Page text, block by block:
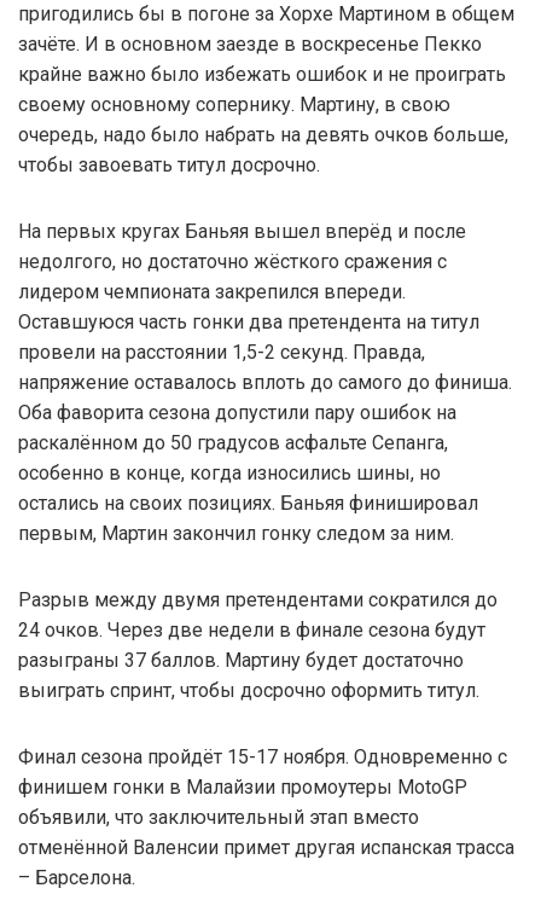
пригодились бы в погоне за Хорхе Мартином в общем
зачёте. И в основном заезде в воскресенье Пекко
крайне важно было избежать ошибок и не проиграть
своему основному сопернику. Мартину, в свою
очередь, надо было набрать на девять очков больше,
чтобы завоевать титул досрочно.
На первых кругах Баньяя вышел вперёд и после
недолгого, но достаточно жёсткого сражения с
лидером чемпионата закрепился впереди.
Оставшуюся часть гонки два претендента на титул
провели на расстоянии 1,5-2 секунд. Правда,
напряжение оставалось вплоть до самого до финиша.
Оба фаворита сезона допустили пару ошибок на
раскалённом до 50 градусов асфальте Сепанга,
особенно в конце, когда износились шины, но
остались на своих позициях. Баньяя финишировал
первым, Мартин закончил гонку следом за ним.
Разрыв между двумя претендентами сократился до
24 очков. Через две недели в финале сезона будут
разыграны 37 баллов. Мартину будет достаточно
выиграть спринт, чтобы досрочно оформить титул.
Финал сезона пройдёт 15-17 ноября. Одновременно с
финишем гонки в Малайзии промоутеры MotoGP
объявили, что заключительный этап вместо
отменённой Валенсии примет другая испанская трасса
– Барселона.